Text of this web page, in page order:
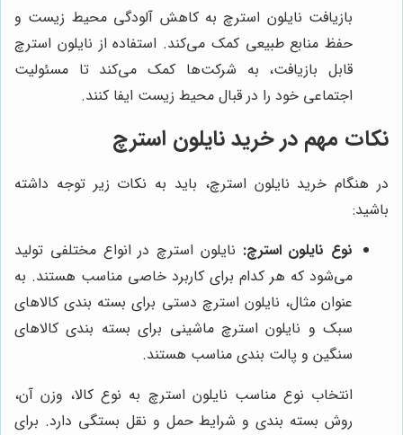
بازیافت نایلون استرچ به کاهش آلودگی محیط زیست و
حفظ منابع طبیعی کمک می‌کند. استفاده از نایلون استرچ
قابل بازیافت، به شرکت‌ها کمک می‌کند تا مسئولیت
اجتماعی خود را در قبال محیط زیست ایفا کنند.
نکات مهم در خرید نایلون استرچ
در هنگام خرید نایلون استرچ، باید به نکات زیر توجه داشته
باشید:
نوع نایلون استرچ: نایلون استرچ در انواع مختلفی تولید
می‌شود که هر کدام برای کاربرد خاصی مناسب هستند. به
عنوان مثال، نایلون استرچ دستی برای بسته بندی کالاهای
سبک و نایلون استرچ ماشینی برای بسته بندی کالاهای
سنگین و پالت بندی مناسب هستند.
انتخاب نوع مناسب نایلون استرچ به نوع کالا، وزن آن،
روش بسته بندی و شرایط حمل و نقل بستگی دارد. برای